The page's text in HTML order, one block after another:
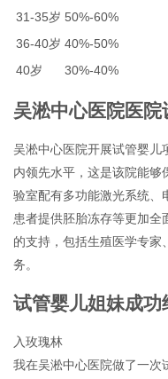
31-35岁 50%-60%
36-40岁 40%-50%
40岁
30%-40%
吴淞中心医院医
吴淞中心医院开展试管婴儿
内领先水平，这是该院能够
验室配有多功能激光系统、
患者提供胚胎冻存等更加全
的支持，包括生殖医学专家
务。
试管婴儿姐妹成功
入玫瑰林
我在吴淞中心医院做了一次